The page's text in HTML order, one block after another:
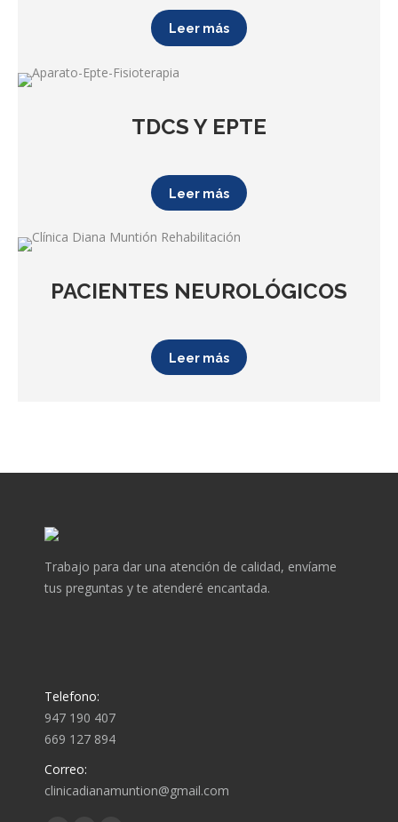
Leer más
TDCS Y EPTE
Leer más
PACIENTES NEUROLÓGICOS
Leer más
Trabajo para dar una atención de calidad, envíame
tus preguntas y te atenderé encantada.
Telefono:
947 190 407
669 127 894
Correo:
clinicadianamuntion@gmail.com